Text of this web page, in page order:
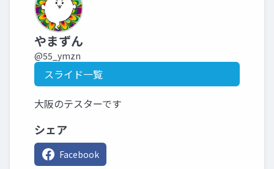
やまずん
@55_ymzn
スライド一覧
大阪のテスターです
シェア
Facebook